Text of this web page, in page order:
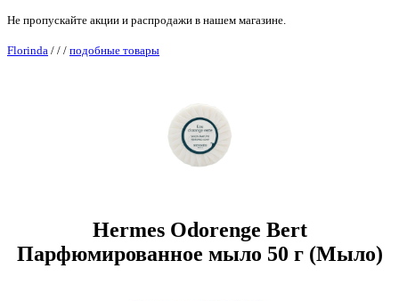
Не пропускайте акции и распродажи в нашем магазине.
Florinda / / / подобные товары
Hermes Odorenge Bert
Парфюмированное мыло 50 г (Мыло)